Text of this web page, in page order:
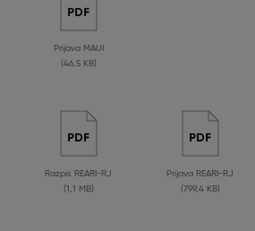
Prijava MAUI
(46,5 KB)
Razpis REARI-RJ
(1,1 MB)
Prijava REARI-RJ
(799,4 KB)